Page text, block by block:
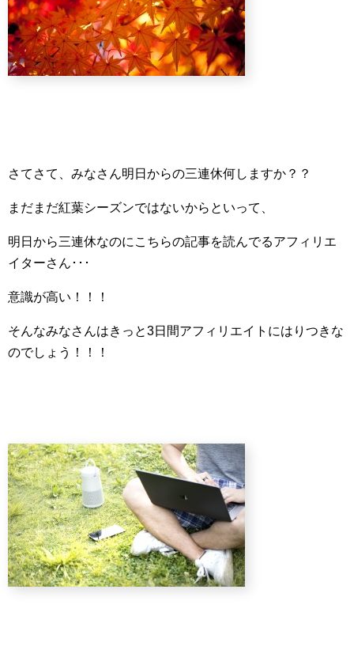
さてさて、みなさん明日からの三連休何しますか？？
まだまだ紅葉シーズンではないからといって、
明日から三連休なのにこちらの記事を読んでるアフィリエ
イターさん･･･
意識が高い！！！
そんなみなさんはきっと3日間アフィリエイトにはりつきな
のでしょう！！！